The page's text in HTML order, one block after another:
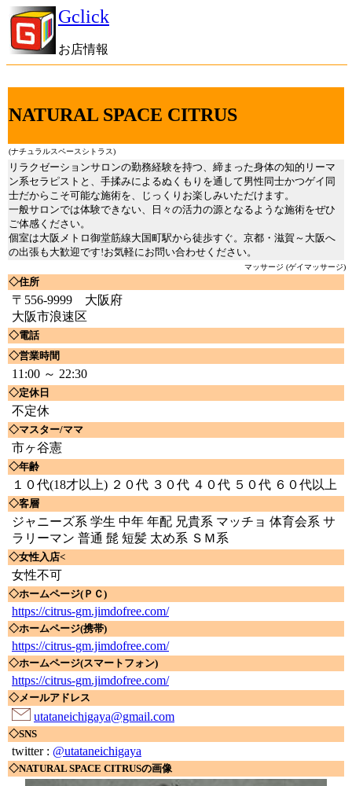
Gclick
お店情報
NATURAL SPACE CITRUS
(ナチュラルスペースシトラス)
リラクゼーションサロンの勤務経験を持つ、締まった身体の知的リーマ
ン系セラピストと、手揉みによるぬくもりを通して男性同士かつゲイ同
士だからこそ可能な施術を、じっくりお楽しみいただけます。
一般サロンでは体験できない、日々の活力の源となるような施術をぜひ
ご体感ください。
個室は大阪メトロ御堂筋線大国町駅から徒歩すぐ。京都・滋賀～大阪へ
の出張も大歓迎です!お気軽にお問い合わせください。
マッサージ (ゲイマッサージ)
◇住所
〒556-9999 大阪府
大阪市浪速区
◇電話
◇営業時間
11:00 ～ 22:30
◇定休日
不定休
◇マスター/ママ
市ヶ谷憲
◇年齢
１０代(18才以上) ２０代 ３０代 ４０代 ５０代 ６０代以上
◇客層
ジャニーズ系 学生 中年 年配 兄貴系 マッチョ 体育会系 サ
ラリーマン 普通 髭 短髪 太め系 ＳＭ系
◇女性入店<
女性不可
◇ホームページ(ＰＣ)
https://citrus-gm.jimdofree.com/
◇ホームページ(携帯)
https://citrus-gm.jimdofree.com/
◇ホームページ(スマートフォン)
https://citrus-gm.jimdofree.com/
◇メールアドレス
utataneichigaya@gmail.com
◇SNS
twitter : @utataneichigaya
◇NATURAL SPACE CITRUSの画像